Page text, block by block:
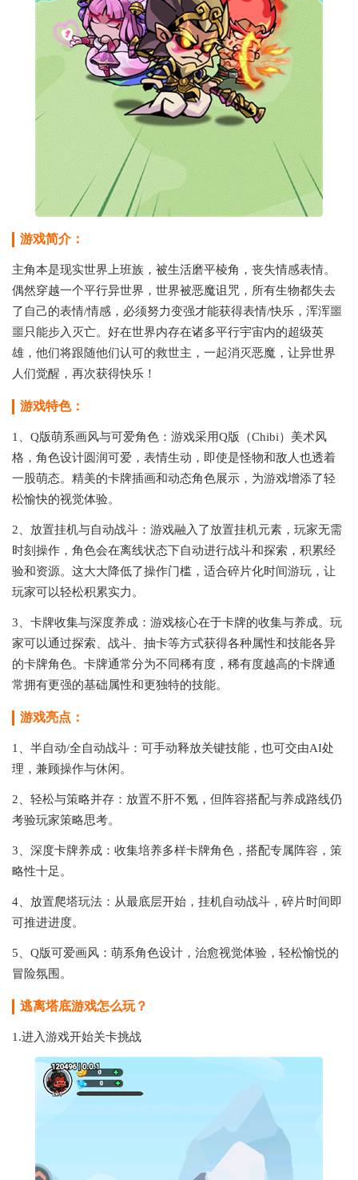
游戏简介：
主角本是现实世界上班族，被生活磨平棱角，丧失情感表情。
偶然穿越一个平行异世界，世界被恶魔诅咒，所有生物都失去
了自己的表情/情感，必须努力变强才能获得表情/快乐，浑浑噩
噩只能步入灭亡。好在世界内存在诸多平行宇宙内的超级英
雄，他们将跟随他们认可的救世主，一起消灭恶魔，让异世界
人们觉醒，再次获得快乐！
游戏特色：
1、Q版萌系画风与可爱角色：游戏采用Q版（Chibi）美术风
格，角色设计圆润可爱，表情生动，即使是怪物和敌人也透着
一股萌态。精美的卡牌插画和动态角色展示，为游戏增添了轻
松愉快的视觉体验。
2、放置挂机与自动战斗：游戏融入了放置挂机元素，玩家无需
时刻操作，角色会在离线状态下自动进行战斗和探索，积累经
验和资源。这大大降低了操作门槛，适合碎片化时间游玩，让
玩家可以轻松积累实力。
3、卡牌收集与深度养成：游戏核心在于卡牌的收集与养成。玩
家可以通过探索、战斗、抽卡等方式获得各种属性和技能各异
的卡牌角色。卡牌通常分为不同稀有度，稀有度越高的卡牌通
常拥有更强的基础属性和更独特的技能。
游戏亮点：
1、半自动/全自动战斗：可手动释放关键技能，也可交由AI处
理，兼顾操作与休闲。
2、轻松与策略并存：放置不肝不氪，但阵容搭配与养成路线仍
考验玩家策略思考。
3、深度卡牌养成：收集培养多样卡牌角色，搭配专属阵容，策
略性十足。
4、放置爬塔玩法：从最底层开始，挂机自动战斗，碎片时间即
可推进进度。
5、Q版可爱画风：萌系角色设计，治愈视觉体验，轻松愉悦的
冒险氛围。
逃离塔底游戏怎么玩？
1.进入游戏开始关卡挑战